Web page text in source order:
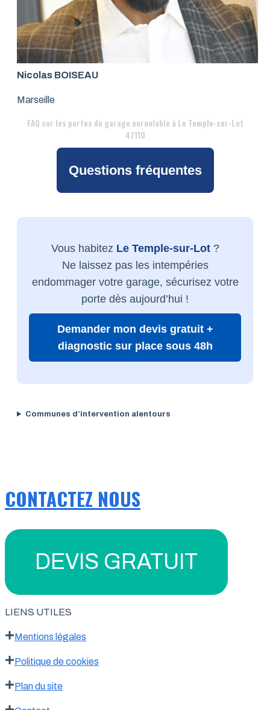
Nicolas BOISEAU
Marseille
FAQ sur les portes de garage enroulable à Le Temple-sur-Lot
47110
Questions fréquentes
Vous habitez Le Temple-sur-Lot?
Ne laissez pas les intempéries
endommager votre garage, sécurisez votre
porte dès aujourd’hui !
Demander mon devis gratuit +
diagnostic sur place sous 48h
Communes d’intervention alentours
CONTACTEZ NOUS
DEVIS GRATUIT
LIENS UTILES
Mentions légales
Politique de cookies
Plan du site